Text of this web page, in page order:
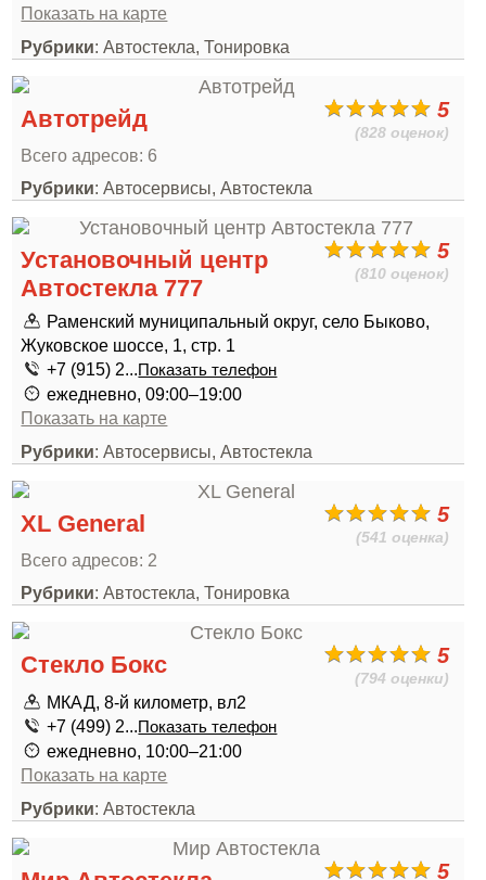
Показать на карте
Рубрики: Автостекла, Тонировка
5
(828 оценок)
Автотрейд
Всего адресов: 6
Рубрики: Автосервисы, Автостекла
5
(810 оценок)
Установочный центр
Автостекла 777
Раменский муниципальный округ, село Быково,
Жуковское шоссе, 1, стр. 1
+7 (915) 2...Показать телефон
ежедневно, 09:00–19:00
Показать на карте
Рубрики: Автосервисы, Автостекла
5
(541 оценка)
XL General
Всего адресов: 2
Рубрики: Автостекла, Тонировка
5
(794 оценки)
Стекло Бокс
МКАД, 8-й километр, вл2
+7 (499) 2...Показать телефон
ежедневно, 10:00–21:00
Показать на карте
Рубрики: Автостекла
5